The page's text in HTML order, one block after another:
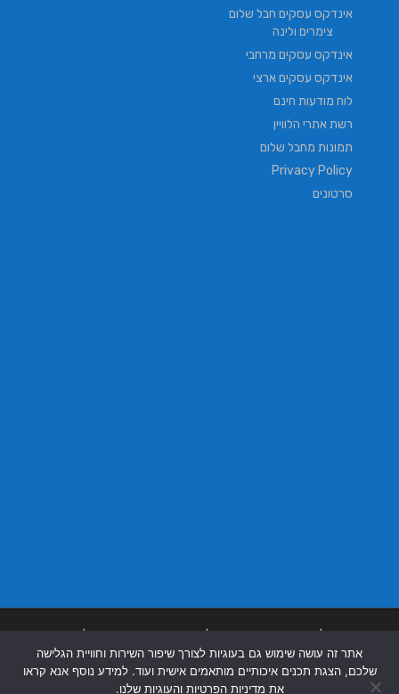
אינדקס עסקים חבל שלום
צימרים ולינה
אינדקס עסקים מרחבי
אינדקס עסקים ארצי
לוח מודעות חינם
רשת אתרי הלוויין
תמונות מחבל שלום
Privacy Policy
סרטונים
בבאר שבע |
אתר זה עושה שימוש גם בעוגיות לצורך שיפור השירות וחוויית הגלישה
שלכם, הצגת תכנים איכותיים מותאמים אישית ועוד. למידע נוסף אנא קראו
את מדיניות הפרטיות והעוגיות שלנו.